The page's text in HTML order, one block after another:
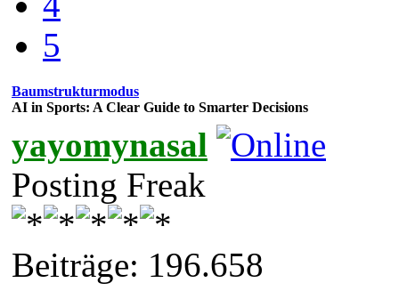
5
Baumstrukturmodus
AI in Sports: A Clear Guide to Smarter Decisions
yayomynasal
Posting Freak
Beiträge: 196.658